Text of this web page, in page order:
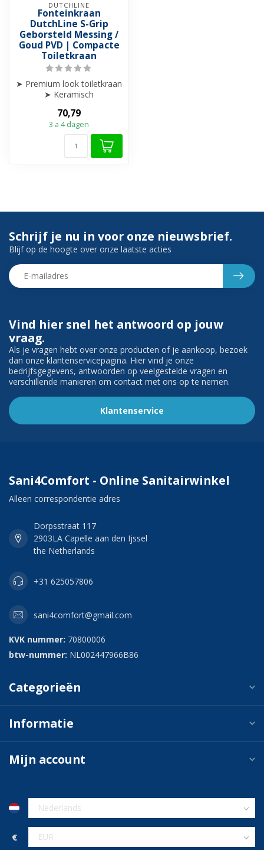
DUTCHLINE
Fonteinkraan
DutchLine S-Grip
Geborsteld Messing /
Goud PVD | Compacte
Toiletkraan
➤ Premium look toiletkraan
➤ Keramisch
& lekvrij
➤ ...
70,79
3 a 4 dagen
Vind hier snel het antwoord op jouw
vraag.
Als je vragen hebt over onze producten of je aankoop, bezoek
dan onze klantenservicepagina. Hier vind je onze
bedrijfsgegevens, antwoorden op veelgestelde vragen en
verschillende manieren om contact met ons op te nemen.
Klantenservice
Schrijf je nu in voor onze nieuwsbrief.
Blijf op de hoogte over onze laatste acties
Sani4Comfort - Online Sanitairwinkel
Alleen correspondentie adres
Dorpsstraat 117
2903LA Capelle aan den Ijssel
the Netherlands
+31 625057806
sani4comfort@gmail.com
KVK nummer: 70800006
btw-nummer: NL002447966B86
Categorieën
Informatie
Mijn account
€